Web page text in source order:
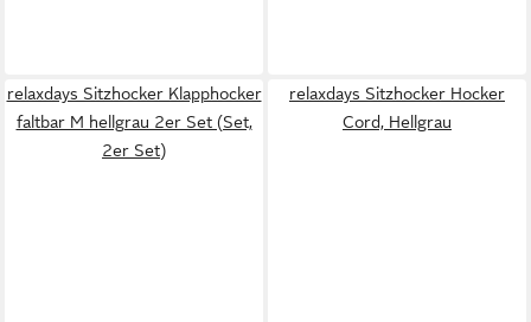
relaxdays Sitzhocker Klapphocker
faltbar M hellgrau 2er Set (Set,
2er Set)
relaxdays Sitzhocker Hocker
Cord, Hellgrau